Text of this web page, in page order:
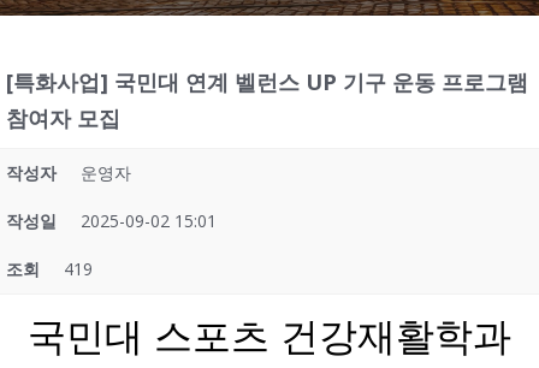
[특화사업] 국민대 연계 벨런스 UP 기구 운동 프로그램
참여자 모집
작성자 운영자
작성일 2025-09-02 15:01
조회 419
국민대 스포츠 건강재활학과